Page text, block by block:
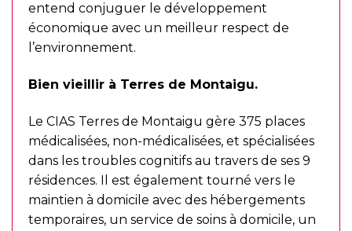
entend conjuguer le développement
économique avec un meilleur respect de
l’environnement.
Bien vieillir à Terres de Montaigu.
Le CIAS Terres de Montaigu gère 375 places
médicalisées, non-médicalisées, et spécialisées
dans les troubles cognitifs au travers de ses 9
résidences. Il est également tourné vers le
maintien à domicile avec des hébergements
temporaires, un service de soins à domicile, un